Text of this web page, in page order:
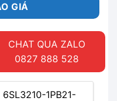
GIÁ
CHAT QUA ZALO
0827 888 528
6SL3210-1PB21-